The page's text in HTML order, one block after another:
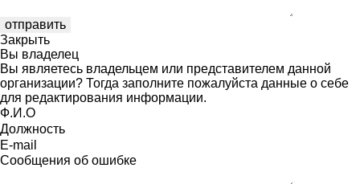
Закрыть
Вы владелец
Вы являетесь владельцем или представителем данной
организации? Тогда заполните пожалуйста данные о себе
для редактирования информации.
Ф.И.О
Должность
E-mail
Сообщения об ошибке